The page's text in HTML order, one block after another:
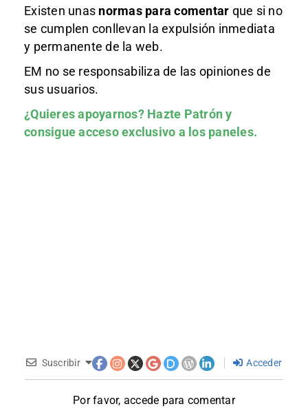
Existen unas normas para comentar que si no
se cumplen conllevan la expulsión inmediata
y permanente de la web.
EM no se responsabiliza de las opiniones de
sus usuarios.
¿Quieres apoyarnos? Hazte Patróny
consigue acceso exclusivo a los paneles.
Suscribir Acceder
Por favor, accede para comentar